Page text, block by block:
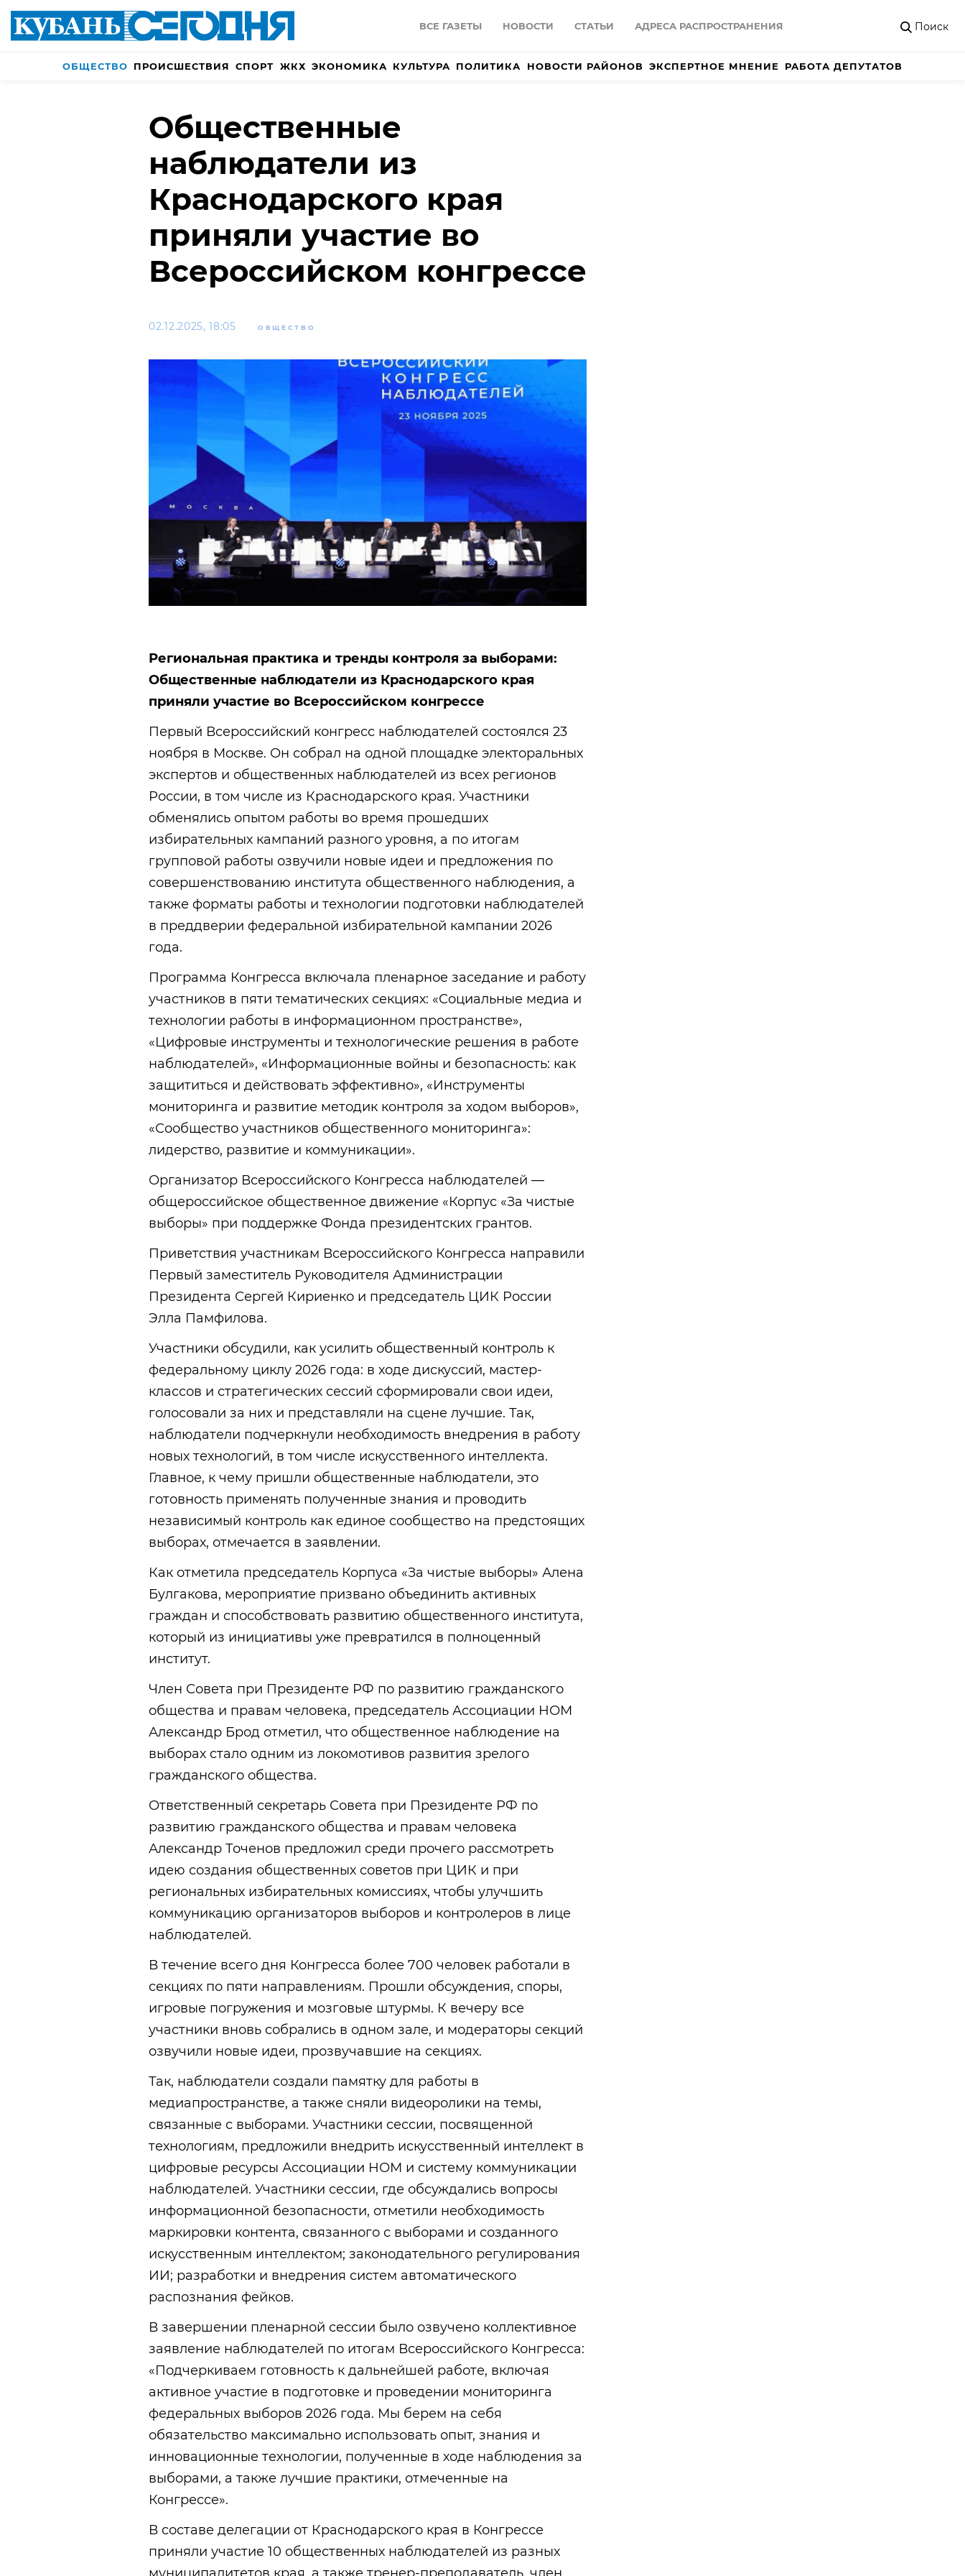
ВСЕ ГАЗЕТЫ НОВОСТИ СТАТЬИ АДРЕСА РАСПРОСТРАНЕНИЯ Поиск
ОБЩЕСТВО ПРОИСШЕСТВИЯ СПОРТ ЖКХ ЭКОНОМИКА КУЛЬТУРА ПОЛИТИКА НОВОСТИ РАЙОНОВ ЭКСПЕРТНОЕ МНЕНИЕ РАБОТА ДЕПУТАТОВ
Общественные
наблюдатели из
Краснодарского края
приняли участие во
Всероссийском конгрессе
02.12.2025, 18:05 ОБЩЕСТВО
Региональная практика и тренды контроля за выборами:
Общественные наблюдатели из Краснодарского края
приняли участие во Всероссийском конгрессе
Первый Всероссийский конгресс наблюдателей состоялся 23
ноября в Москве. Он собрал на одной площадке электоральных
экспертов и общественных наблюдателей из всех регионов
России, в том числе из Краснодарского края. Участники
обменялись опытом работы во время прошедших
избирательных кампаний разного уровня, а по итогам
групповой работы озвучили новые идеи и предложения по
совершенствованию института общественного наблюдения, а
также форматы работы и технологии подготовки наблюдателей
в преддверии федеральной избирательной кампании 2026
года.
Программа Конгресса включала пленарное заседание и работу
участников в пяти тематических секциях: «Социальные медиа и
технологии работы в информационном пространстве»,
«Цифровые инструменты и технологические решения в работе
наблюдателей», «Информационные войны и безопасность: как
защититься и действовать эффективно», «Инструменты
мониторинга и развитие методик контроля за ходом выборов»,
«Сообщество участников общественного мониторинга»:
лидерство, развитие и коммуникации».
Организатор Всероссийского Конгресса наблюдателей —
общероссийское общественное движение «Корпус «За чистые
выборы» при поддержке Фонда президентских грантов.
Приветствия участникам Всероссийского Конгресса направили
Первый заместитель Руководителя Администрации
Президента Сергей Кириенко и председатель ЦИК России
Элла Памфилова.
Участники обсудили, как усилить общественный контроль к
федеральному циклу 2026 года: в ходе дискуссий, мастер-
классов и стратегических сессий сформировали свои идеи,
голосовали за них и представляли на сцене лучшие. Так,
наблюдатели подчеркнули необходимость внедрения в работу
новых технологий, в том числе искусственного интеллекта.
Главное, к чему пришли общественные наблюдатели, это
готовность применять полученные знания и проводить
независимый контроль как единое сообщество на предстоящих
выборах, отмечается в заявлении.
Как отметила председатель Корпуса «За чистые выборы» Алена
Булгакова, мероприятие призвано объединить активных
граждан и способствовать развитию общественного института,
который из инициативы уже превратился в полноценный
институт.
Член Совета при Президенте РФ по развитию гражданского
общества и правам человека, председатель Ассоциации НОМ
Александр Брод отметил, что общественное наблюдение на
выборах стало одним из локомотивов развития зрелого
гражданского общества.
Ответственный секретарь Совета при Президенте РФ по
развитию гражданского общества и правам человека
Александр Точенов предложил среди прочего рассмотреть
идею создания общественных советов при ЦИК и при
региональных избирательных комиссиях, чтобы улучшить
коммуникацию организаторов выборов и контролеров в лице
наблюдателей.
В течение всего дня Конгресса более 700 человек работали в
секциях по пяти направлениям. Прошли обсуждения, споры,
игровые погружения и мозговые штурмы. К вечеру все
участники вновь собрались в одном зале, и модераторы секций
озвучили новые идеи, прозвучавшие на секциях.
Так, наблюдатели создали памятку для работы в
медиапространстве, а также сняли видеоролики на темы,
связанные с выборами. Участники сессии, посвященной
технологиям, предложили внедрить искусственный интеллект в
цифровые ресурсы Ассоциации НОМ и систему коммуникации
наблюдателей. Участники сессии, где обсуждались вопросы
информационной безопасности, отметили необходимость
маркировки контента, связанного с выборами и созданного
искусственным интеллектом; законодательного регулирования
ИИ; разработки и внедрения систем автоматического
распознания фейков.
В завершении пленарной сессии было озвучено коллективное
заявление наблюдателей по итогам Всероссийского Конгресса:
«Подчеркиваем готовность к дальнейшей работе, включая
активное участие в подготовке и проведении мониторинга
федеральных выборов 2026 года. Мы берем на себя
обязательство максимально использовать опыт, знания и
инновационные технологии, полученные в ходе наблюдения за
выборами, а также лучшие практики, отмеченные на
Конгрессе».
В составе делегации от Краснодарского края в Конгрессе
приняли участие 10 общественных наблюдателей из разных